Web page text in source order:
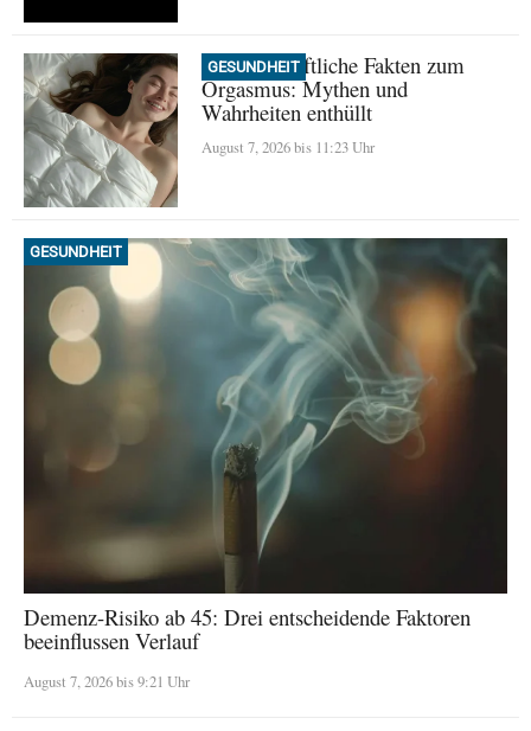
GESUNDHEIT
Wissenschaftliche Fakten zum
Orgasmus: Mythen und
Wahrheiten enthüllt
August 7, 2026 bis 11:23 Uhr
GESUNDHEIT
Demenz-Risiko ab 45: Drei entscheidende Faktoren
beeinflussen Verlauf
August 7, 2026 bis 9:21 Uhr